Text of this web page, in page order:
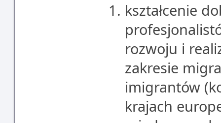
kształcenie
rozwoju i
zakresie
imigrantów
krajach